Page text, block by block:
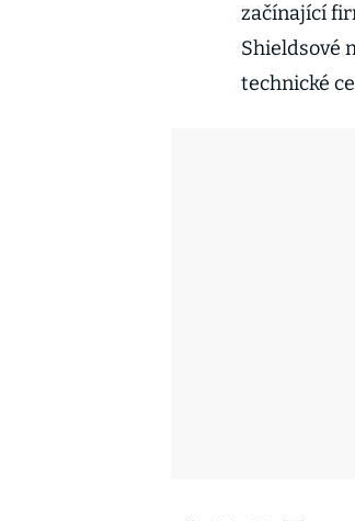
začínající
Shieldsové
technické